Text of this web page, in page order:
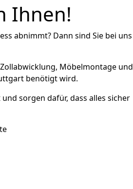
Ihnen!
abnimmt? Dann sind Sie bei uns
Möbelmontage und
benötigt wird.
sorgen dafür, dass alles sicher